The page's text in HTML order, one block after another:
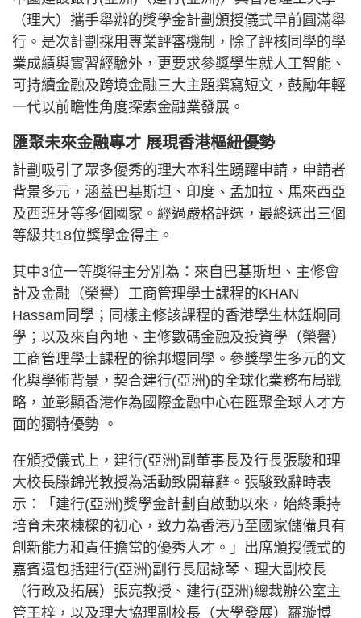
（理大）攜手舉辦的獎學金計劃頒授儀式早前圓滿舉
行。是次計劃採用專業評審機制，除了評核同學的學
業成績與實習經驗外，更要求參獎學生就人工智能、
可持續金融及跨境金融三大主題撰寫短文，鼓勵年輕
一代以前瞻性角度探索金融業發展。
匯聚未來金融專才 展現香港樞紐優勢
計劃吸引了眾多優秀的理大本科生踴躍申請，申請者
背景多元，涵蓋巴基斯坦、印度、孟加拉、馬來西亞
及西班牙等多個國家。經過嚴格評選，最終選出三個
等級共18位獎學金得主。
其中3位一等獎得主分別為：來自巴基斯坦、主修會
計及金融（榮譽）工商管理學士課程的KHAN
Hassam同學；同樣主修該課程的香港學生林鈺烔同
學；以及來自內地、主修數碼金融及投資學（榮譽）
工商管理學士課程的徐邦堰同學。參獎學生多元的文
化與學術背景，契合建行(亞洲)的全球化業務布局戰
略，並彰顯香港作為國際金融中心在匯聚全球人才方
面的獨特優勢 。
在頒授儀式上，建行(亞洲)副董事長及行長張駿和理
大校長滕錦光教授為活動致開幕辭。張駿致辭時表
示：「建行(亞洲)獎學金計劃自啟動以來，始終秉持
培育未來棟樑的初心，致力為香港乃至國家儲備具有
創新能力和責任擔當的優秀人才。」出席頒授儀式的
嘉賓還包括建行(亞洲)副行長屈詠琴、理大副校長
（行政及拓展）張亮教授、建行(亞洲)總裁辦公室主
管王梓，以及理大協理副校長（大學發展）羅璇博